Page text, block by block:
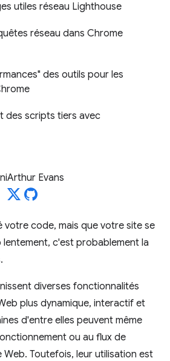
utiles réseau Lighthouse
réseau dans Chrome
des outils pour les
des scripts tiers avec
Arthur Evans
votre code, mais que votre site se
c'est probablement la
diverses fonctionnalités
plus dynamique, interactif et
d'entre elles peuvent même
ou au flux de
Toutefois, leur utilisation est